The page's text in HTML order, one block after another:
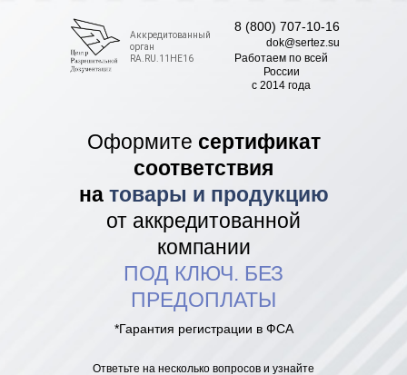
Аккредитованный
орган
RA.RU.11НЕ16
8 (800) 707-10-16
dok@sertez.su
Работаем по всей
Роcсии
с 2014 года
Оформите сертификат
соответствия
на товары и продукцию
от аккредитованной
компании
ПОД КЛЮЧ. БЕЗ
ПРЕДОПЛАТЫ
*Гарантия регистрации в ФСА
Ответьте на несколько вопросов и узнайте